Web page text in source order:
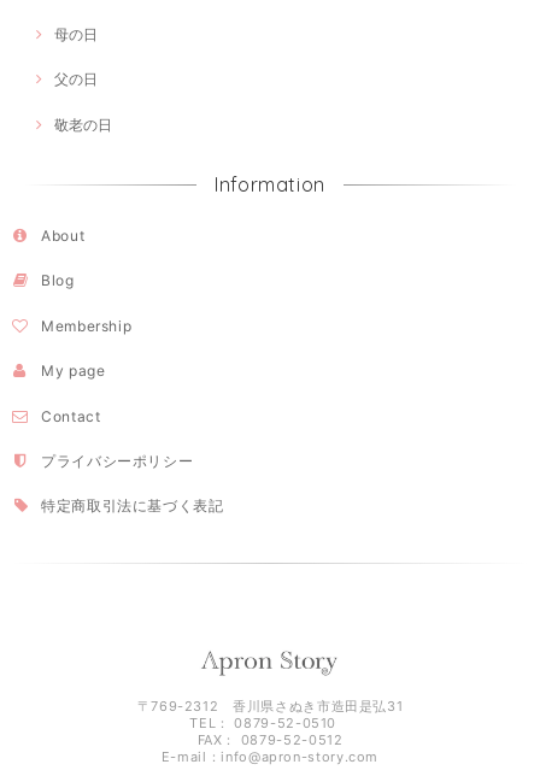
母の日
父の日
敬老の日
Information
About
Blog
Membership
My page
Contact
プライバシーポリシー
特定商取引法に基づく表記
〒769-2312 香川県さぬき市造田是弘31
TEL： 0879-52-0510
FAX： 0879-52-0512
E-mail： info@apron-story.com